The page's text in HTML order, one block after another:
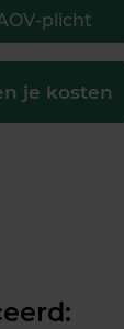
plicht
je kosten